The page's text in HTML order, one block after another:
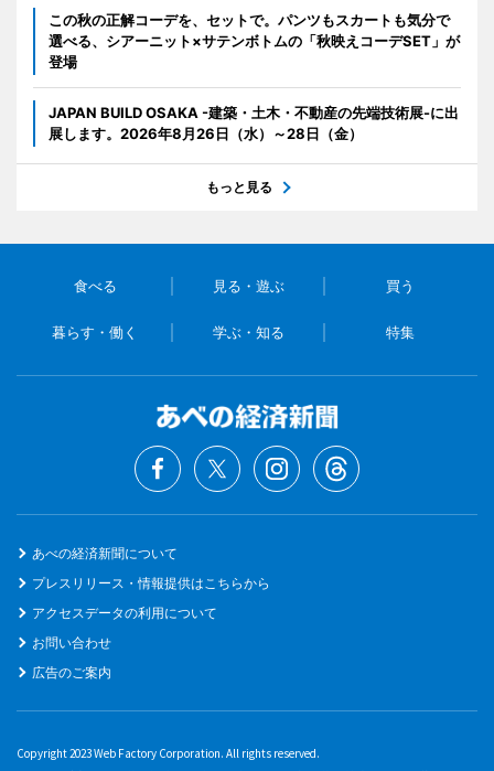
この秋の正解コーデを、セットで。パンツもスカートも気分で
選べる、シアーニット×サテンボトムの「秋映えコーデSET」が
登場
JAPAN BUILD OSAKA -建築・土木・不動産の先端技術展-に出
展します。2026年8月26日（水）～28日（金）
もっと見る
食べる 見る・遊ぶ 買う
暮らす・働く 学ぶ・知る 特集
あべの経済新聞について
プレスリリース・情報提供はこちらから
アクセスデータの利用について
お問い合わせ
広告のご案内
Copyright 2023 Web Factory Corporation. All rights reserved.